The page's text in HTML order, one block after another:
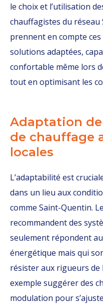
le choix et l’utilisation
chauffagistes du réseau
prennent en compte
solutions adaptées,
confortable même lors
tout en optimisant les
Adaptation
de chauffage
locales
L’adaptabilité est
dans un lieu aux
comme Saint-Quentin.
recommandent des
seulement répondent
énergétique mais qui
résister aux rigueurs de
exemple suggérer des
modulation pour